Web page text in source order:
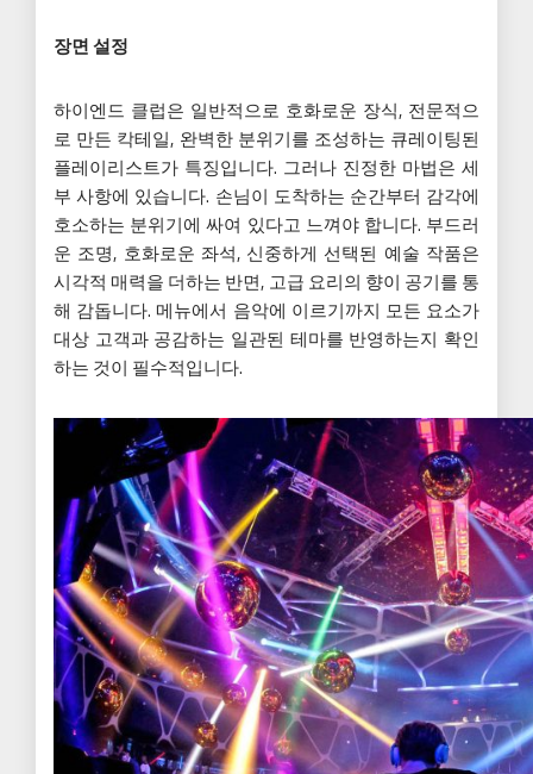
장면 설정
하이엔드 클럽은 일반적으로 호화로운 장식, 전문적으
로 만든 칵테일, 완벽한 분위기를 조성하는 큐레이팅된
플레이리스트가 특징입니다. 그러나 진정한 마법은 세
부 사항에 있습니다. 손님이 도착하는 순간부터 감각에
호소하는 분위기에 싸여 있다고 느껴야 합니다. 부드러
운 조명, 호화로운 좌석, 신중하게 선택된 예술 작품은
시각적 매력을 더하는 반면, 고급 요리의 향이 공기를 통
해 감돕니다. 메뉴에서 음악에 이르기까지 모든 요소가
대상 고객과 공감하는 일관된 테마를 반영하는지 확인
하는 것이 필수적입니다.